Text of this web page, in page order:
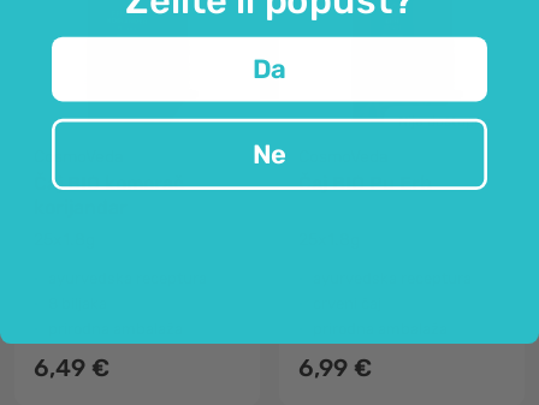
Čaj BIO komorač
6,49 €
Nije dostupno
Čaj BIO Pu Erh
6,99 €
Da
Ne